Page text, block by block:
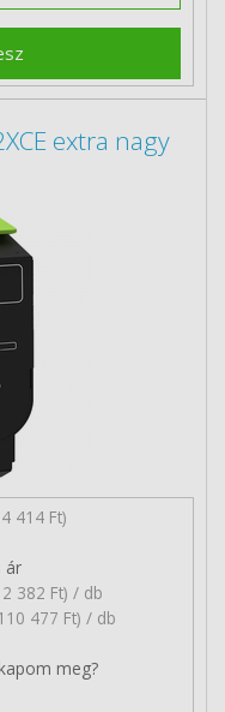
extra nagy
414 Ft)
ár
382 Ft) / db
477 Ft) / db
meg?